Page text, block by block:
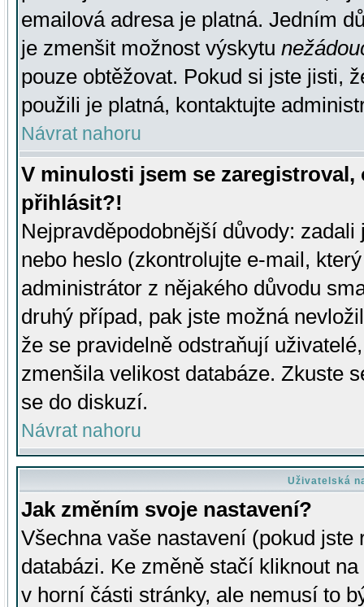
emailová adresa je platná. Jedním
je zmenšit možnost výskytu
pouze obtěžovat. Pokud si jste jisti,
použili je platná, kontaktujte
Návrat nahoru
V minulosti jsem se
přihlásit?!
Nejpravděpodobnější důvody:
nebo heslo (zkontrolujte e-mail,
administrátor z nějakého důvodu
druhý případ, pak jste možná
že se pravidelně odstraňují
zmenšila velikost databáze. Zkuste
se do diskuzí.
Návrat nahoru
Uživatelská
Jak změním svoje nastavení?
Všechna vaše nastavení (pokud
databázi. Ke změně stačí kliknout
v horní části stránky, ale nemusí to